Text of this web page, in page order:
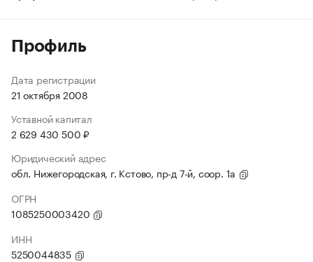
Профиль
Дата регистрации
21 октября 2008
Уставной капитал
2 629 430 500 ₽
Юридический адрес
обл. Нижегородская, г. Кстово, пр-д 7-й, соор. 1а
ОГРН
1085250003420
ИНН
5250044835